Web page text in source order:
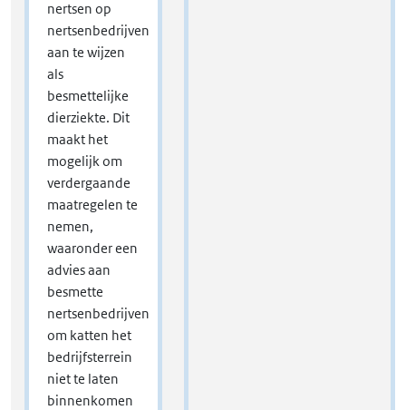
nertsen op
nertsenbedrijven
aan te wijzen
als
besmettelijke
dierziekte. Dit
maakt het
mogelijk om
verdergaande
maatregelen te
nemen,
waaronder een
advies aan
besmette
nertsenbedrijven
om katten het
bedrijfsterrein
niet te laten
binnenkomen